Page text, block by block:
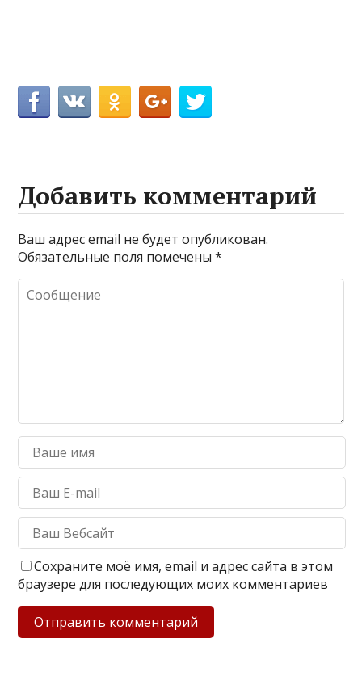
Добавить комментарий
Ваш адрес email не будет опубликован.
Обязательные поля помечены*
Сохраните моё имя, email и адрес сайта в этом
браузере для последующих моих комментариев